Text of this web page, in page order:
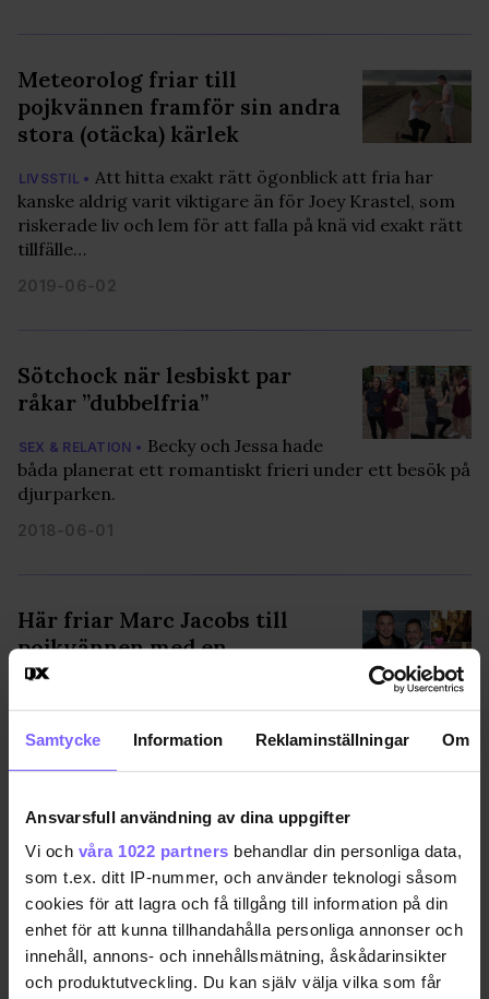
Samtycke Information Reklaminställningar Om
Ansvarsfull användning av dina uppgifter
Vi och våra 1022 partners behandlar din personliga data,
som t.ex. ditt IP-nummer, och använder teknologi såsom
cookies för att lagra och få tillgång till information på din
enhet för att kunna tillhandahålla personliga annonser och
innehåll, annons- och innehållsmätning, åskådarinsikter
och produktutveckling. Du kan själv välja vilka som får
Meteorolog friar till
pojkvännen framför sin andra
stora (otäcka) kärlek
LIVSSTIL • Att hitta exakt rätt ögonblick att fria har
kanske aldrig varit viktigare än för Joey Krastel, som
riskerade liv och lem för att falla på knä vid exakt rätt
tillfälle…
2019-06-02
Sötchock när lesbiskt par
råkar ”dubbelfria”
SEX & RELATION • Becky och Jessa hade
båda planerat ett romantiskt frieri under ett besök på
djurparken.
2018-06-01
Här friar Marc Jacobs till
pojkvännen med en
snabbmats-flashmob!
Stjärndesignern Marc Jacobs gick ner
på knä mitt i en snabbmatsrestaurang.
2018-04-05
Mitt i frieriet händer det
oväntade – ”Är det här ett
skämt?”
SEX & RELATION •Hon planerade det söta frieriet i
månader – men det hon inte visste var att hennes